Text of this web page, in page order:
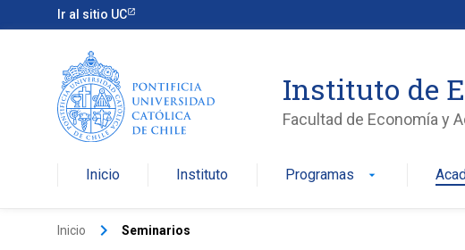
Ir al sitio UC
Instituto de
Facultad de Economía y
Inicio Instituto Programas arrow_drop_down
Inicio keyboard_arrow_right Seminarios